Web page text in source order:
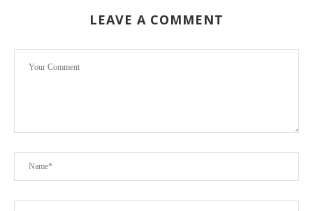
LEAVE A COMMENT